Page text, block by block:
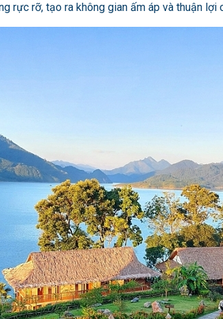
rực rỡ, tạo ra không gian ấm áp và thuận lợi